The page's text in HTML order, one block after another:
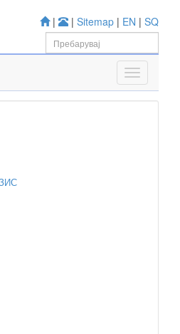
| | Sitemap | EN | SQ